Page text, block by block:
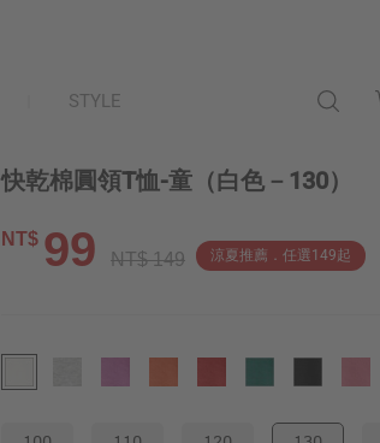
STYLE
快乾棉圓領T恤-童 （白色－130）
NT$ 99 NT$ 149 涼夏推薦．任選149起